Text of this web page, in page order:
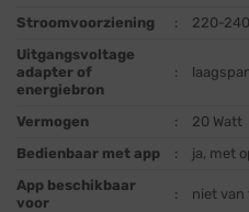
Stroomvoorziening :
220-
Uitgangsvoltage
adapter of
energiebron
:
Vermogen :
20 Watt
Bedienbaar met app
: ja, met
App beschikbaar
voor
: niet van